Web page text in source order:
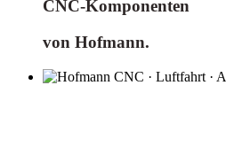
CNC-Komponenten
von Hofmann.